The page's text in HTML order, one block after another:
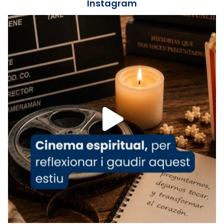
Foto
View on Facebook Share
Arquebisbat de Barcelonais at Catedral
de Barcelona.
1 week ago
Aquest dilluns, 27 de juliol, ha tingut lloc la
missa d’acció de gràcies en agraïment al
comitè organitzador de la visita apostòlica
del Sant Pare Lleó XIV a Barcelona, i als
col·laboradors, a la Catedral de Barcelona.
L’arquebisbe de Barcelona, el cardenal Joan
Josep Omella, ha presidit la missa i l’ha
concelebrat el bisbe auxiliar de Barcelona,
Mons. David Abadías.
📸 Dr. G. Simón
Instagram